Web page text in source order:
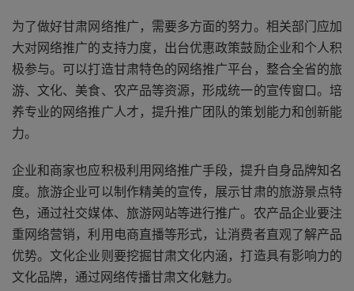
为了做好甘肃网络推广，需要多方面的努力。相关部门应加
大对网络推广的支持力度，出台优惠政策鼓励企业和个人积
极参与。可以打造甘肃特色的网络推广平台，整合全省的旅
游、文化、美食、农产品等资源，形成统一的宣传窗口。培
养专业的网络推广人才，提升推广团队的策划能力和创新能
力。
企业和商家也应积极利用网络推广手段，提升自身品牌知名
度。旅游企业可以制作精美的宣传，展示甘肃的旅游景点特
色，通过社交媒体、旅游网站等进行推广。农产品企业要注
重网络营销，利用电商直播等形式，让消费者直观了解产品
优势。文化企业则要挖掘甘肃文化内涵，打造具有影响力的
文化品牌，通过网络传播甘肃文化魅力。